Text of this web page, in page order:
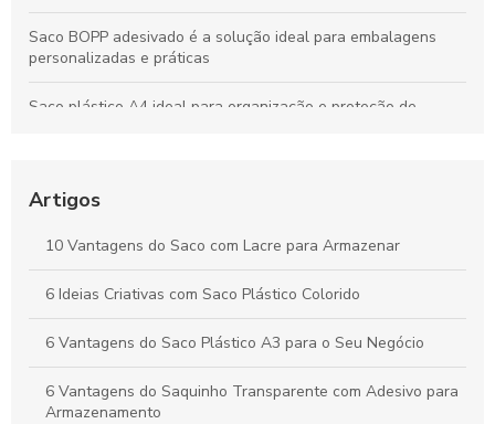
Saco BOPP adesivado é a solução ideal para embalagens
personalizadas e práticas
Saco plástico A4 ideal para organização e proteção de
seu uso
Saco polipropileno como solução versátil para
armazenamento e transporte
Como Escolher Saco Plástico Transparente para Diversas
Aplicações
Artigos
10 Vantagens do Saco com Lacre para Armazenar
6 Ideias Criativas com Saco Plástico Colorido
6 Vantagens do Saco Plástico A3 para o Seu Negócio
6 Vantagens do Saquinho Transparente com Adesivo para
Armazenamento